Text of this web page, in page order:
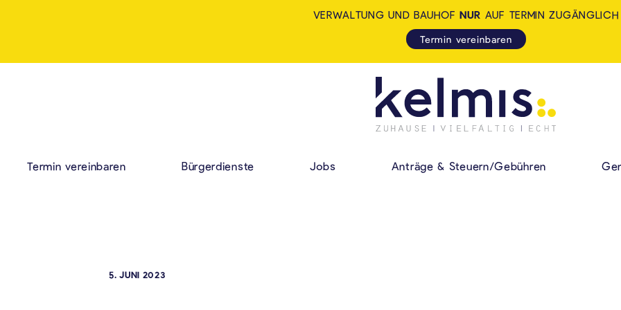
KELMIS - LA
HAUPMENÜ
Termin vereinbaren Bürgerdienste Jobs Anträge & Steuern/Gebühren
VERWALTUNG UND BAUHOF NUR AUF TERMIN ZUGÄNGLICH
Termin vereinbaren
5. JUNI 2023